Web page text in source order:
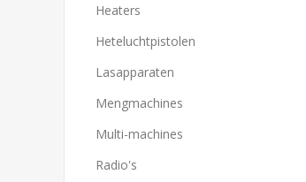
Heaters
Heteluchtpistolen
Lasapparaten
Mengmachines
Multi-machines
Radio's